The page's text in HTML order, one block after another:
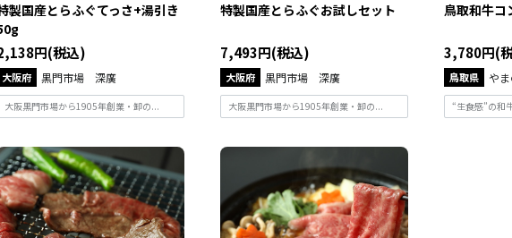
製国産とらふぐてっさ+湯引き
円(税込)
大阪府 黒門市場 深廣
大阪黒門市場から1905年創業・卸の...
特製国産とらふぐお試しセット
7,493円(税込)
大阪府 黒門市場 深廣
大阪黒門市場から1905年創業・卸の...
鳥取和牛コ
3,780円(
鳥取県 や
“生食感”の和